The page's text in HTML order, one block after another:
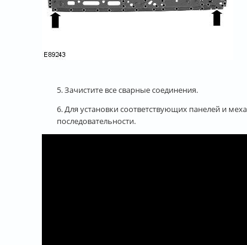
5. Зачистите все сварные соединения.
6. Для установки соответствующих панелей и
последовательности.